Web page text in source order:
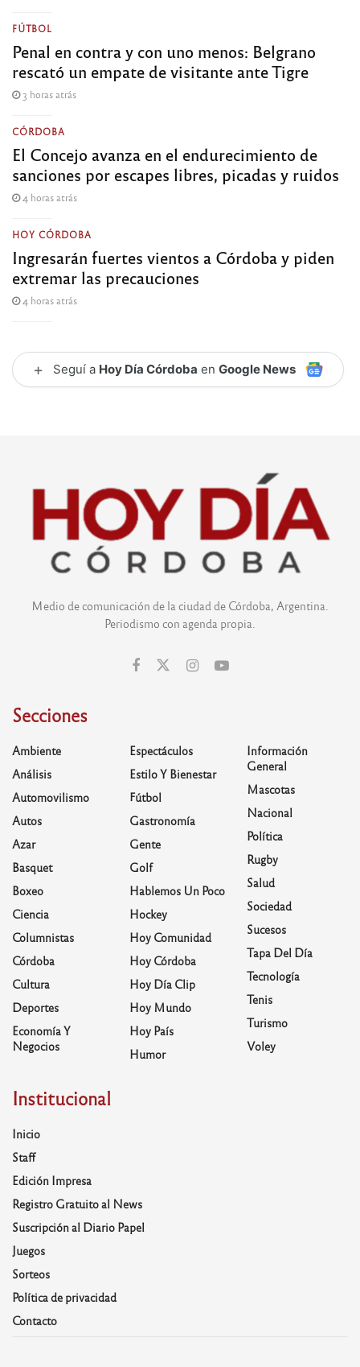
FÚTBOL
Penal en contra y con uno menos: Belgrano
rescató un empate de visitante ante Tigre
3 horas atrás
CÓRDOBA
El Concejo avanza en el endurecimiento de
sanciones por escapes libres, picadas y ruidos
4 horas atrás
HOY CÓRDOBA
Ingresarán fuertes vientos a Córdoba y piden
extremar las precauciones
4 horas atrás
+ Seguí a Hoy Día Córdoba en Google News
Medio de comunicación de la ciudad de Córdoba, Argentina.
Periodismo con agenda propia.
Secciones
Ambiente
Análisis
Automovilismo
Autos
Azar
Basquet
Boxeo
Ciencia
Columnistas
Córdoba
Cultura
Deportes
Economía Y
Negocios
Espectáculos
Estilo Y Bienestar
Fútbol
Gastronomía
Gente
Golf
Hablemos Un Poco
Hockey
Hoy Comunidad
Hoy Córdoba
Hoy Día Clip
Hoy Mundo
Hoy País
Humor
Información
General
Mascotas
Nacional
Política
Rugby
Salud
Sociedad
Sucesos
Tapa Del Día
Tecnología
Tenis
Turismo
Voley
Institucional
Inicio
Staff
Edición Impresa
Registro Gratuito al News
Suscripción al Diario Papel
Juegos
Sorteos
Política de privacidad
Contacto